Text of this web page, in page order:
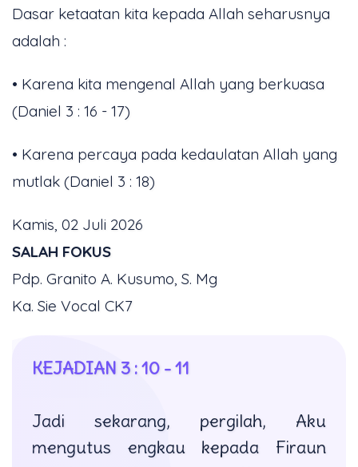
Dasar ketaatan kita kepada Allah seharusnya
adalah :
• Karena kita mengenal Allah yang berkuasa
(Daniel 3 : 16 - 17)
• Karena percaya pada kedaulatan Allah yang
mutlak (Daniel 3 : 18)
Kamis, 02 Juli 2026
SALAH FOKUS
Pdp. Granito A. Kusumo, S. Mg
Ka. Sie Vocal CK7
KEJADIAN 3 : 10 - 11
Jadi sekarang, pergilah, Aku
mengutus engkau kepada Firaun